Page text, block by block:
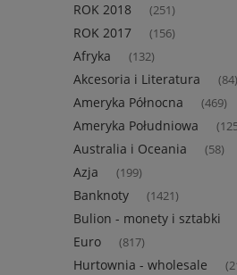
ROK 2018 (251)
ROK 2017 (156)
Afryka (132)
Akcesoria i Literatura (84)
Ameryka Północna (469)
Ameryka Południowa
Australia i Oceania (58)
Azja (199)
Banknoty (1421)
Bulion - monety i sztabki
Euro (817)
Hurtownia - wholesale